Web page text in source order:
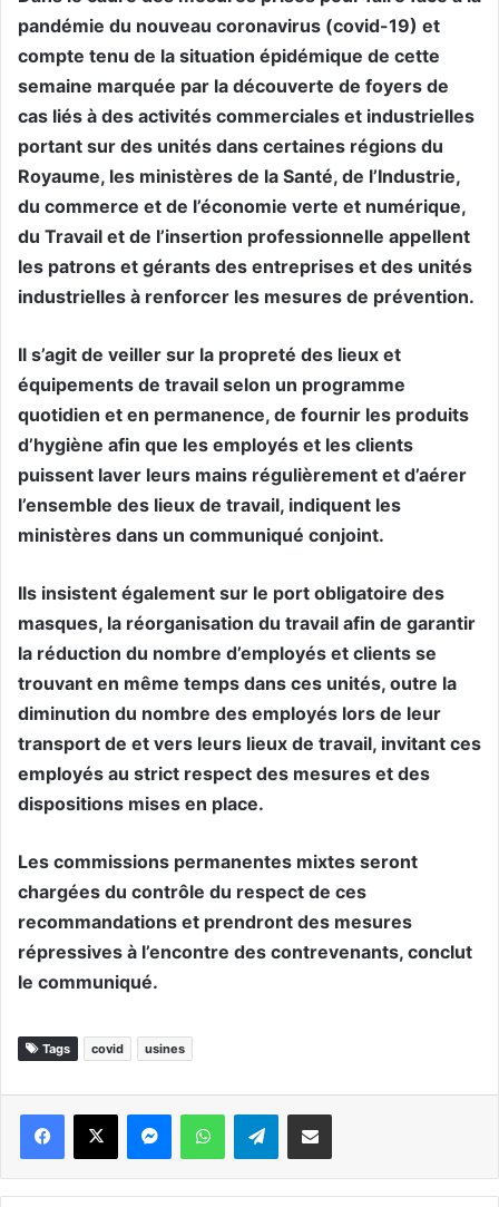
pandémie du nouveau coronavirus (covid-19) et
compte tenu de la situation épidémique de cette
semaine marquée par la découverte de foyers de
cas liés à des activités commerciales et industrielles
portant sur des unités dans certaines régions du
Royaume, les ministères de la Santé, de l’Industrie,
du commerce et de l’économie verte et numérique,
du Travail et de l’insertion professionnelle appellent
les patrons et gérants des entreprises et des unités
industrielles à renforcer les mesures de prévention.
Il s’agit de veiller sur la propreté des lieux et
équipements de travail selon un programme
quotidien et en permanence, de fournir les produits
d’hygiène afin que les employés et les clients
puissent laver leurs mains régulièrement et d’aérer
l’ensemble des lieux de travail, indiquent les
ministères dans un communiqué conjoint.
Ils insistent également sur le port obligatoire des
masques, la réorganisation du travail afin de garantir
la réduction du nombre d’employés et clients se
trouvant en même temps dans ces unités, outre la
diminution du nombre des employés lors de leur
transport de et vers leurs lieux de travail, invitant ces
employés au strict respect des mesures et des
dispositions mises en place.
Les commissions permanentes mixtes seront
chargées du contrôle du respect de ces
recommandations et prendront des mesures
répressives à l’encontre des contrevenants, conclut
le communiqué.
Tags covid usines
WhatsApp Telegram